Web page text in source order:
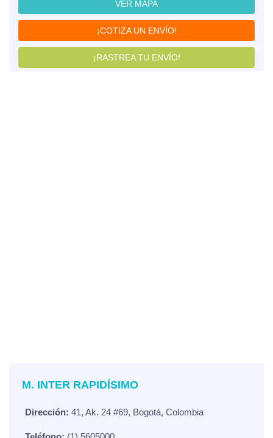
VER MAPA
¡COTIZA UN ENVÍO!
¡RASTREA TU ENVÍO!
M. INTER RAPIDÍSIMO
Dirección: 41, Ak. 24 #69, Bogotá, Colombia